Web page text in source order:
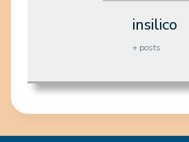
insilico
+ posts